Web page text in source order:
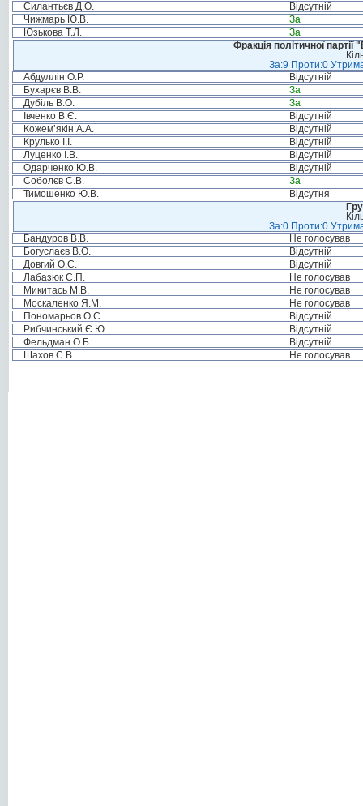
Силантьєв Д.О.
Відсутній
Чижмарь Ю.В.
За
Юзькова Т.Л.
За
Фракція політичної
За:9 Проти:0
Абдуллін О.Р.
Відсутній
Бухарєв В.В.
За
Дубіль В.О.
За
Івченко В.Є.
Відсутній
Кожем’якін А.А.
Відсутній
Крулько І.І.
Відсутній
Луценко І.В.
Відсутній
Одарченко Ю.В.
Відсутній
Соболєв С.В.
За
Тимошенко Ю.В.
Відсутня
За:0 Проти:0
Бандуров В.В.
Не голосував
Богуслаєв В.О.
Відсутній
Довгий О.С.
Відсутній
Лабазюк С.П.
Не голосував
Микитась М.В.
Не голосував
Москаленко Я.М.
Не голосував
Пономарьов О.С.
Відсутній
Рибчинський Є.Ю.
Відсутній
Фельдман О.Б.
Відсутній
Шахов С.В.
Не голосував